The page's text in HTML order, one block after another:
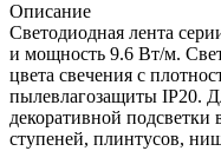
Описание
Светодиодная лента
и мощность 9.6 Вт/м.
цвета свечения с
пылевлагозащиты IP20.
декоративной
ступеней, плинтусов,